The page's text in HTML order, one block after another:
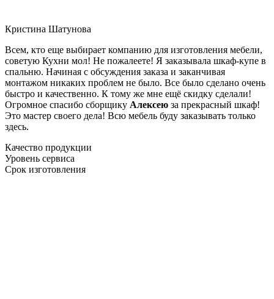
Кристина Шатунова
Всем, кто еще выбирает компанию для изготовления мебели,
советую Кухни мол! Не пожалеете! Я заказывала шкаф-купе в
спальню. Начиная с обсуждения заказа и заканчивая
монтажом никаких проблем не было. Все было сделано очень
быстро и качественно. К тому же мне ещё скидку сделали!
Огромное спасибо сборщику Алексею за прекрасный шкаф!
Это мастер своего дела! Всю мебель буду заказывать только
здесь.
Качество продукции
Уровень сервиса
Срок изготовления